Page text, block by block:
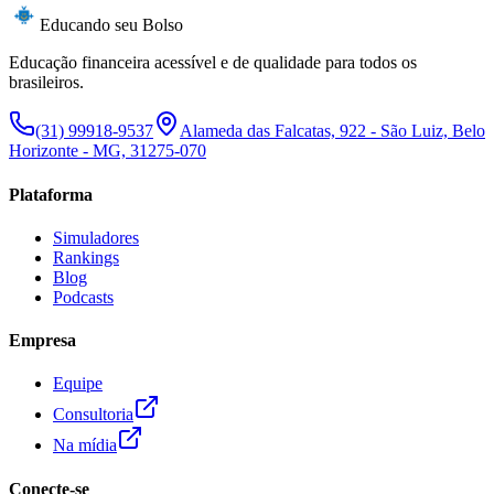
Educando seu Bolso
Educação financeira acessível e de qualidade para todos os
brasileiros.
(31) 99918-9537
Alameda das Falcatas, 922 - São Luiz, Belo
Horizonte - MG, 31275-070
Plataforma
Simuladores
Rankings
Blog
Podcasts
Empresa
Equipe
Consultoria
Na mídia
Conecte-se